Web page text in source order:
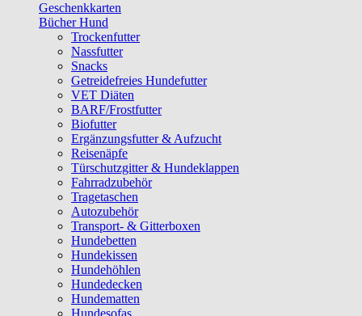
Geschenkkarten
Bücher Hund
Trockenfutter
Nassfutter
Snacks
Getreidefreies Hundefutter
VET Diäten
BARF/Frostfutter
Biofutter
Ergänzungsfutter & Aufzucht
Reisenäpfe
Türschutzgitter & Hundeklappen
Fahrradzubehör
Tragetaschen
Autozubehör
Transport- & Gitterboxen
Hundebetten
Hundekissen
Hundehöhlen
Hundedecken
Hundematten
Hundesofas